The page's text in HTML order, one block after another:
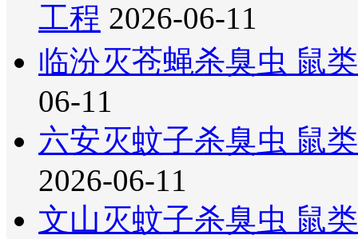
工程 2026-06-11
临汾灭苍蝇杀臭虫 鼠
06-11
六安灭蚊子杀臭虫 鼠
2026-06-11
文山灭蚊子杀臭虫 鼠